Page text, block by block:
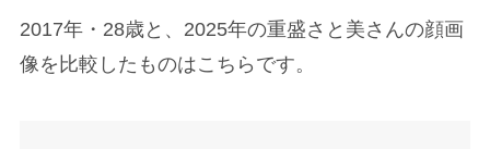
2017年・28歳と、2025年の重盛さと美さんの顔画
像を比較したものはこちらです。